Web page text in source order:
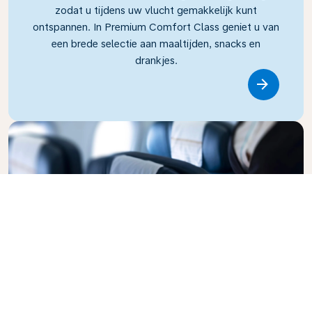
zodat u tijdens uw vlucht gemakkelijk kunt
ontspannen. In Premium Comfort Class geniet u van
een brede selectie aan maaltijden, snacks en
drankjes.